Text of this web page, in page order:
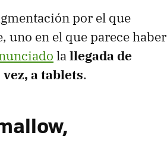
por el que
uno en el que parece haber
la llegada de
a tablets.